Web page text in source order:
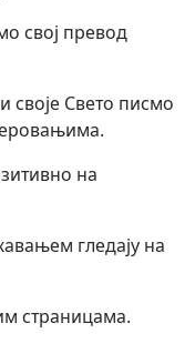
свој превод
своје Свето писмо
на
гледају на
страницама.